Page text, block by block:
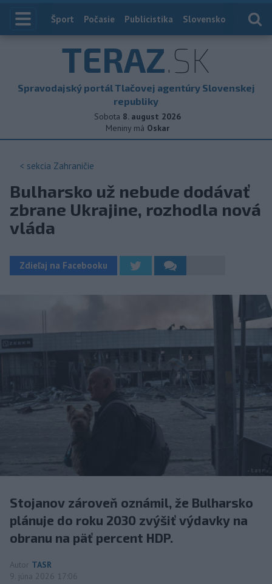
Index
Šport Počasie Publicistika Slovensko
TERAZ.SK
Spravodajský portál Tlačovej agentúry Slovenskej
republiky
Sobota 8. august 2026
Meniny má Oskar
< sekcia Zahraničie
Bulharsko už nebude dodávať
zbrane Ukrajine, rozhodla nová
vláda
Zdieľaj na Facebooku
Stojanov zároveň oznámil, že Bulharsko
plánuje do roku 2030 zvýšiť výdavky na
obranu na päť percent HDP.
Autor TASR
9. júna 2026 17:06